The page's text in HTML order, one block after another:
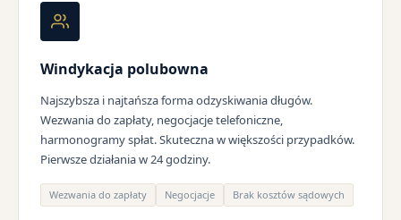
Windykacja polubowna
Najszybsza i najtańsza forma odzyskiwania długów.
Wezwania do zapłaty, negocjacje telefoniczne,
harmonogramy spłat. Skuteczna w większości przypadków.
Pierwsze działania w 24 godziny.
Wezwania do zapłaty Negocjacje Brak kosztów sądowych